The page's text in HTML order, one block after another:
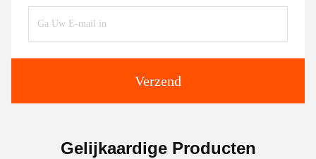
Verzend
Gelijkaardige Producten